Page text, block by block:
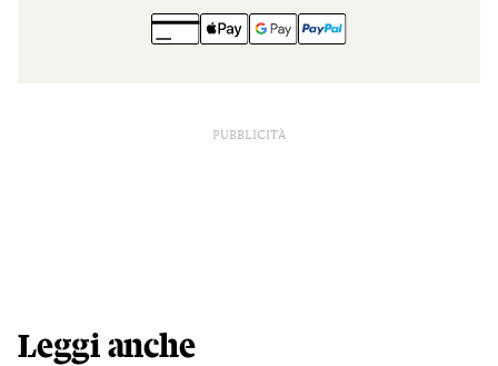
PUBBLICITÀ
Leggi anche